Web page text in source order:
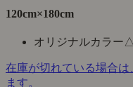
120cm×180cm
オリジナルカラー△
在庫が切れている場合
ます。